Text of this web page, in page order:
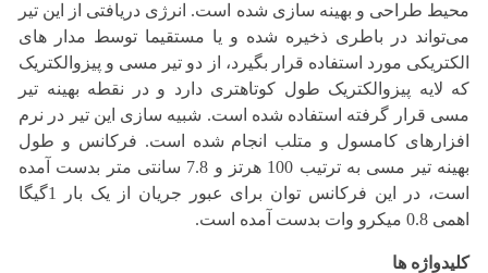
محیط طراحی و بهینه سازی شده است. انرژی دریافتی از این ‏تیر
می‌تواند در باطری ذخیره شده و یا مستقیما توسط مدار های
الکتریکی مورد استفاده قرار بگیرد، از دو تیر مسی و ‏پیزوالکتریک
که لایه پیزوالکتریک طول کوتاهتری دارد و در نقطه بهینه تیر
مسی قرار گرفته استفاده شده است. شبیه سازی ‏این تیر در نرم
افزارهای کامسول و متلب انجام شده است. فرکانس و طول
بهینه تیر مسی به ترتیب 100 هرتز و 7.8 سانتی ‏متر بدست آمده
است، در این فرکانس توان برای عبور جریان از یک بار 1گیگا
اهمی 0.8 میکرو وات بدست آمده است.‏
کلیدواژه ها